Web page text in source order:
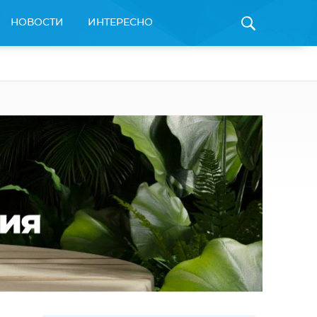
НОВОСТИ ИНТЕРЕСНО